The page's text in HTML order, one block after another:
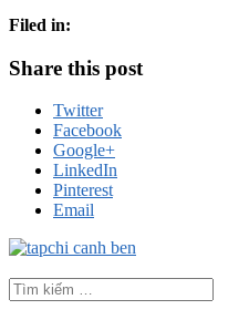
Filed in:
Share this post
Twitter
Facebook
Google+
LinkedIn
Pinterest
Email